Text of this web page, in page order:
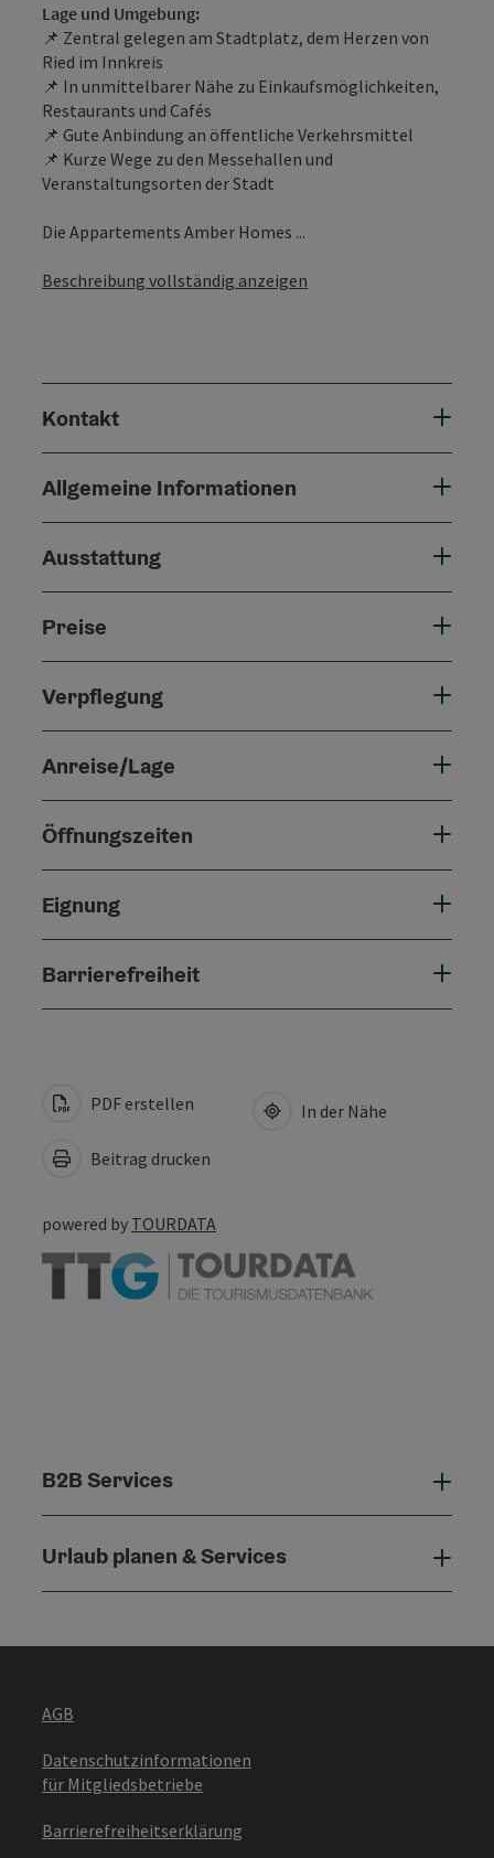
Lage und Umgebung:
📌 Zentral gelegen am Stadtplatz, dem Herzen von
Ried im Innkreis
📌 In unmittelbarer Nähe zu Einkaufsmöglichkeiten,
Restaurants und Cafés
📌 Gute Anbindung an öffentliche Verkehrsmittel
📌 Kurze Wege zu den Messehallen und
Veranstaltungsorten der Stadt
Die Appartements Amber Homes ...
Beschreibung vollständig anzeigen
Kontakt
Allgemeine Informationen
Ausstattung
Preise
Verpflegung
Anreise/Lage
Öffnungszeiten
Eignung
Barrierefreiheit
PDF erstellen
Beitrag drucken
In der Nähe
powered by TOURDATA
B2B Services
Urlaub planen & Services
AGB
Datenschutzinformationen
für Mitgliedsbetriebe
Barrierefreiheitserklärung